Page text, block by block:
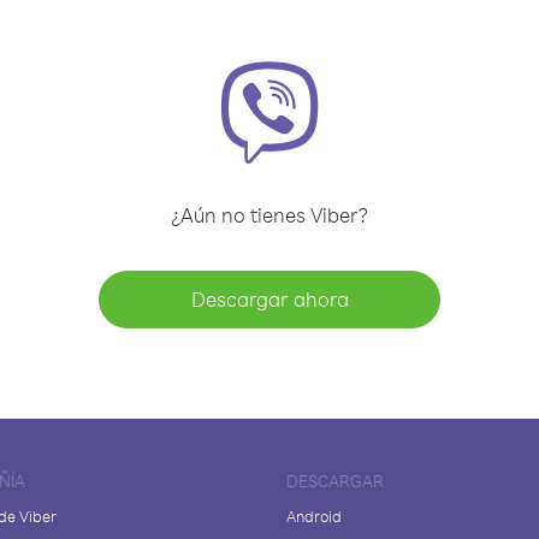
¿Aún no tienes Viber?
Descargar ahora
Viber
DESCARGAR
Android